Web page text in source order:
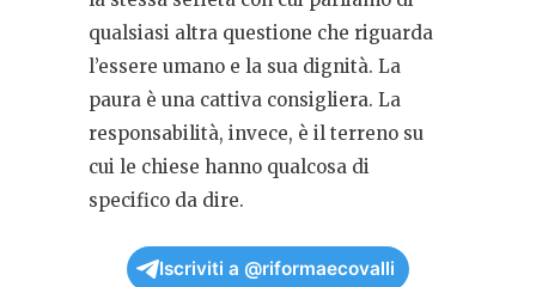
qualsiasi altra questione che riguarda
l’essere umano e la sua dignità. La
paura è una cattiva consigliera. La
responsabilità, invece, è il terreno su
cui le chiese hanno qualcosa di
specifico da dire.
Iscriviti a @riformaecovalli